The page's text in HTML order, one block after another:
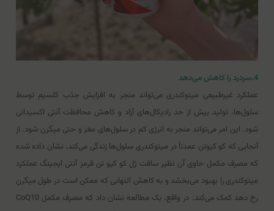
4.سردرد را کاهش می‌دهد
عملکرد غیرطبیعی میتوکندری می‌تواند منجر به افزایش جذب کلسیم توسط
سلول‌ها، تولید بیش از حد رادیکال‌های آزاد و کاهش محافظت آنتی اکسیدانی
شود. این امر می‌تواند منجر به انرژی کم در سلول‌های مغز و حتی میگرن شود. از
آنجایی که کو کیوتن عمدتاً در میتوکندری سلول‌ها زندگی می‌کند، نشان داده شده
که مصرف مکمل حاوی آن نظیر سافت ژل کو کیو تن قرمز آنتی ایجینگ عملکرد
میتوکندری را بهبود می‌بخشد و به کاهش التهابی که ممکن است در طول میگرن
رخ دهد کمک می‌کند. در واقع، یک مطالعه نشان داد که مصرف مکمل CoQ10